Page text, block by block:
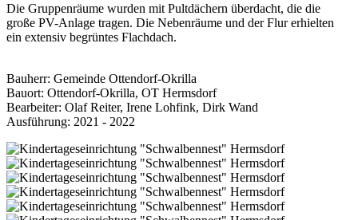
Die Gruppenräume wurden mit Pultdächern überdacht, die die
große PV-Anlage tragen. Die Nebenräume und der Flur erhielten
ein extensiv begrüntes Flachdach.
Bauherr: Gemeinde Ottendorf-Okrilla
Bauort: Ottendorf-Okrilla, OT Hermsdorf
Bearbeiter: Olaf Reiter, Irene Lohfink, Dirk Wand
Ausführung: 2021 - 2022